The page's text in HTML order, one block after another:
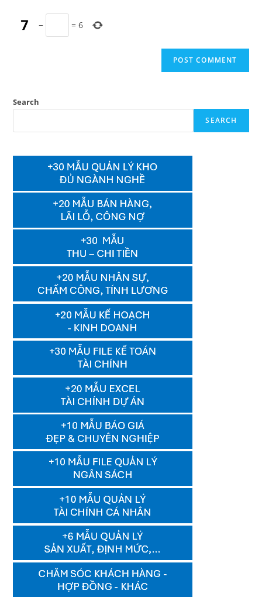
− =6
Search
SEARCH